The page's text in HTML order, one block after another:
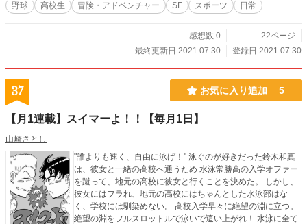
野球 高校生 冒険・アドベンチャー SF スポーツ 日常
感想数 0
22ページ
最終更新日 2021.07.30
登録日 2021.07.30
37 お気に入り追加 5
【月1連載】スイマーよ！！【毎月1日】
山崎さとし
"誰よりも速く、自由に泳げ！" 泳ぐのが好きだった鈴木和真
は、彼女と一緒の高校へ通うため 水泳常勝高の入学オファー
を蹴って、地元の高校に彼女と行くことを決めた。 しかし、
彼女にはフラれ、地元の高校にはちゃんとした水泳部はな
く、学校には馴染めない。 高校入学早々に絶望の淵に立つ。
絶望の淵をフルスロットルで泳いで這い上がれ！ 水泳に全て